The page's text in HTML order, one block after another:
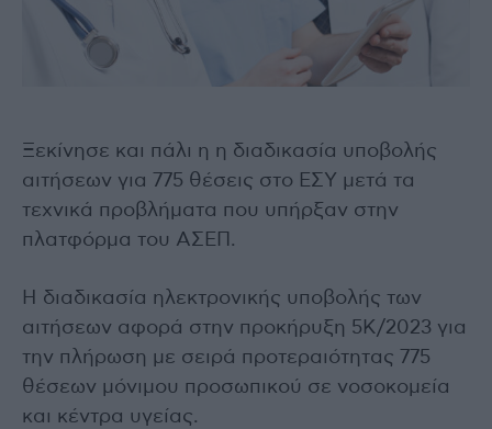
Ξεκίνησε και πάλι η η διαδικασία υποβολής
αιτήσεων για 775 θέσεις στο ΕΣΥ μετά τα
τεχνικά προβλήματα που υπήρξαν στην
πλατφόρμα του ΑΣΕΠ.
Η διαδικασία ηλεκτρονικής υποβολής των
αιτήσεων αφορά στην προκήρυξη 5Κ/2023 για
την πλήρωση με σειρά προτεραιότητας 775
θέσεων μόνιμου προσωπικού σε νοσοκομεία
και κέντρα υγείας.